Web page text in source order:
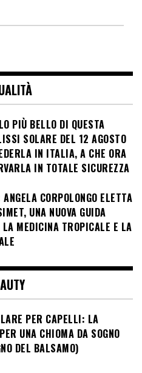
PIÙ BELLO DI QUESTA
SOLARE DEL 12 AGOSTO
IN ITALIA, A CHE ORA
IN TOTALE SICUREZZA
CORPOLONGO ELETTA
UNA NUOVA GUIDA
MEDICINA TROPICALE E LA
PER CAPELLI: LA
UNA CHIOMA DA SOGNO
DEL BALSAMO)